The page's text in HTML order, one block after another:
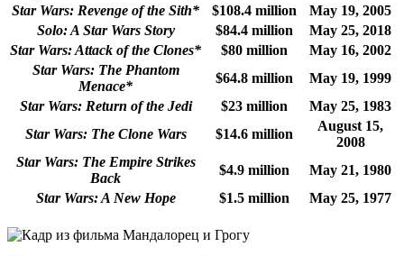
Star Wars: Revenge of the Sith*
$108.4 million
May 19, 2005
Solo: A Star Wars Story
$84.4 million
May 25, 2018
Star Wars: Attack of the Clones*
$80 million
May 16, 2002
Star Wars: The Phantom
Menace*
$64.8 million
May 19, 1999
Star Wars: Return of the Jedi
$23 million
May 25, 1983
Star Wars: The Clone Wars
$14.6 million
August 15,
2008
Star Wars: The Empire Strikes
Back
$4.9 million
May 21, 1980
Star Wars: A New Hope
$1.5 million May 25, 1977